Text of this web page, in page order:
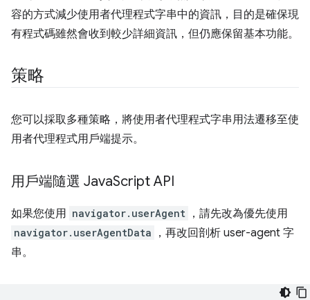
容的方式減少使用者代理程式字串中的資訊，目的是確保現
有程式碼雖然會收到較少詳細資訊，但仍應保留基本功能。
策略
您可以採取多種策略，將使用者代理程式字串用法遷移至使
用者代理程式用戶端提示。
用戶端隨選 JavaScript API
如果您使用 navigator.userAgent ，請先改為優先使用
navigator.userAgentData
，再改回剖析 user-agent 字
串。